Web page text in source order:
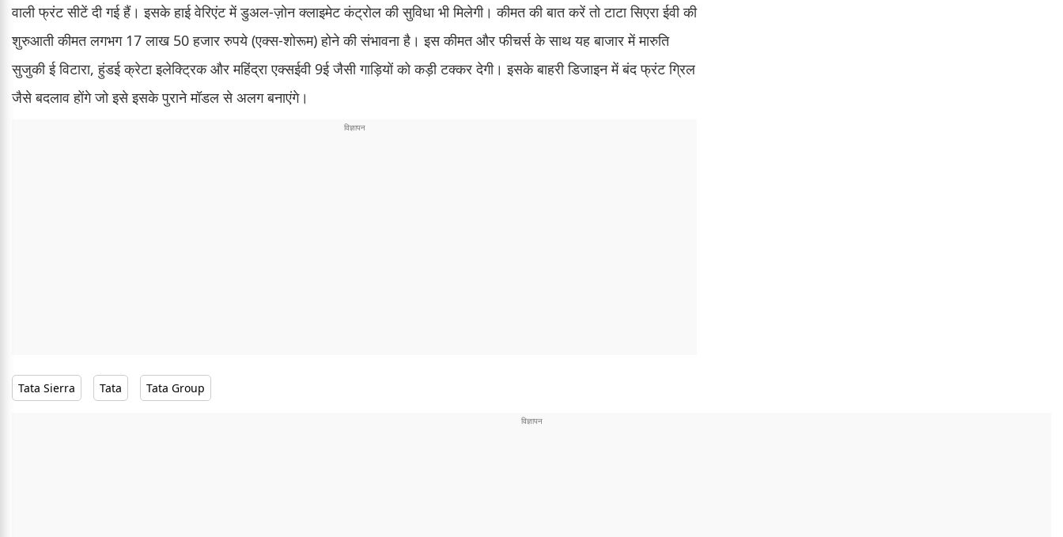
वाली फ्रंट सीटें दी गई हैं। इसके हाई वेरिएंट में डुअल-ज़ोन क्लाइमेट कंट्रोल की सुविधा भी मिलेगी। कीमत की बात करें तो टाटा सिएरा ईवी की
शुरुआती कीमत लगभग 17 लाख 50 हजार रुपये (एक्स-शोरूम) होने की संभावना है। इस कीमत और फीचर्स के साथ यह बाजार में मारुति
सुजुकी ई विटारा, हुंडई क्रेटा इलेक्ट्रिक और महिंद्रा एक्सईवी 9ई जैसी गाड़ियों को कड़ी टक्कर देगी। इसके बाहरी डिजाइन में बंद फ्रंट ग्रिल
जैसे बदलाव होंगे जो इसे इसके पुराने मॉडल से अलग बनाएंगे।
Tata Sierra Tata Tata Group